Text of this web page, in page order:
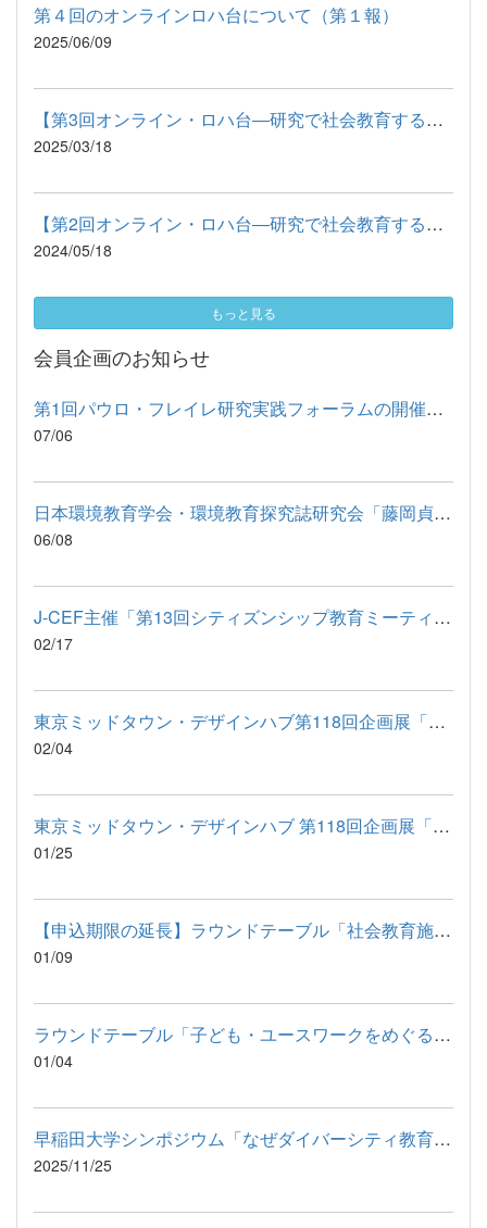
第４回のオンラインロハ台について（第１報）
2025/06/09
【第3回オンライン・ロハ台―研究で社会教育する】ご案内
2025/03/18
【第2回オンライン・ロハ台―研究で社会教育する】ご案内
2024/05/18
もっと見る
会員企画のお知らせ
第1回パウロ・フレイレ研究実践フォーラムの開催（9/12-13）につ...
07/06
日本環境教育学会・環境教育探究誌研究会「藤岡貞彦の「環境教育...
06/08
J-CEF主催「第13回シティズンシップ教育ミーティング 」のご案内
02/17
東京ミッドタウン・デザインハブ第118回企画展「公民館とデザイン...
02/04
東京ミッドタウン・デザインハブ 第118回企画展「公民館とデザイ...
01/25
【申込期限の延長】ラウンドテーブル「社会教育施設概念のゆらぎ...
01/09
ラウンドテーブル「子ども・ユースワークをめぐる日独対話：子ど...
01/04
早稲田大学シンポジウム「なぜダイバーシティ教育を支える組織が...
2025/11/25